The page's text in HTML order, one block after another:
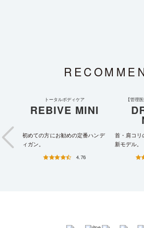
イ
トータルボディケア
REBIVE MINI
初めての方にお勧めの定番ハンデ
ィガン。
4.76
【管理
首・肩コリ
新モデル。